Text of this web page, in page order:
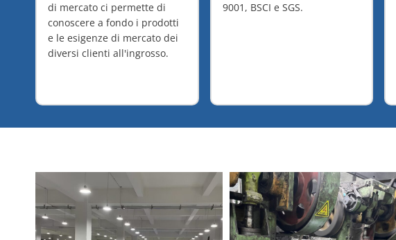
di mercato ci permette di
conoscere a fondo i prodotti
e le esigenze di mercato dei
diversi clienti all'ingrosso.
9001, BSCI e SGS.